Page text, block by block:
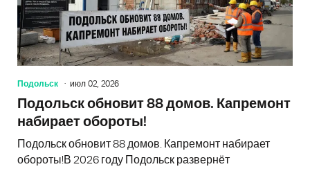
Подольск июл 02, 2026
Подольск обновит 88 домов. Капремонт
набирает обороты!
Подольск обновит 88 домов. Капремонт набирает
обороты!В 2026 году Подольск развернёт